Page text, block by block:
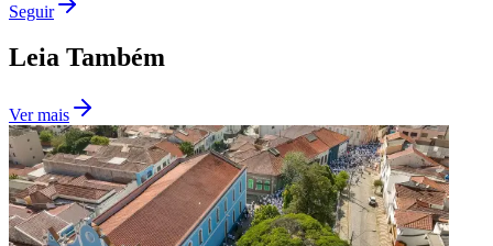
Seguir
Leia Também
Ver mais